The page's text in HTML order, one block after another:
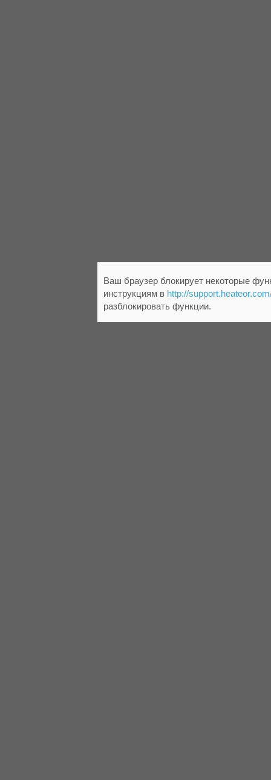
Ваш браузер блокирует некоторые
инструкциям в http://
разблокировать функции.